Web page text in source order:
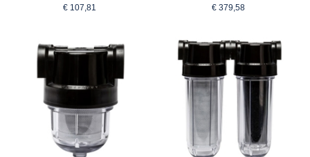
€ 107,81
€ 379,58